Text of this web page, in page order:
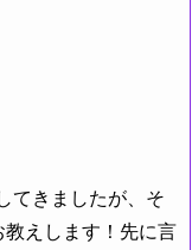
てきましたが、そ
えします！先に言